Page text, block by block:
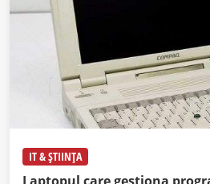
IT & ȘTIINȚA